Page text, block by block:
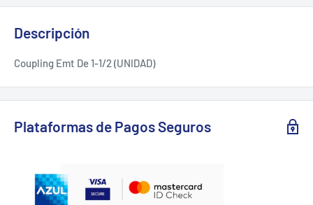
Descripción
Coupling Emt De 1-1/2 (UNIDAD)
Plataformas de Pagos Seguros